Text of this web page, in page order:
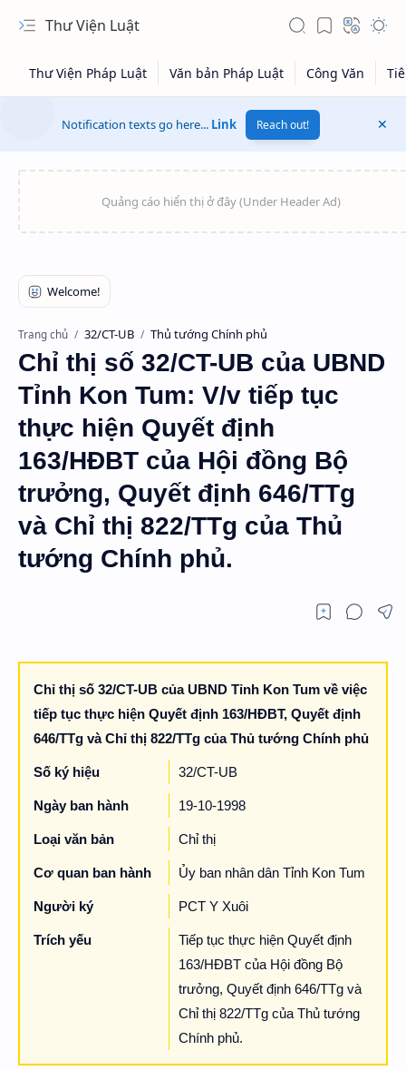
Thư Viện Luật
Notification texts go here... Link Reach out!
Trang chủ 32/CT-UB Thủ tướng Chính phủ
Chỉ thị số 32/CT-UB của UBND
Tỉnh Kon Tum: V/v tiếp tục
thực hiện Quyết định
163/HĐBT của Hội đồng Bộ
trưởng, Quyết định 646/TTg
và Chỉ thị 822/TTg của Thủ
tướng Chính phủ.
Chỉ thị số 32/CT-UB của UBND Tỉnh Kon Tum về việc
tiếp tục thực hiện Quyết định 163/HĐBT, Quyết định
646/TTg và Chỉ thị 822/TTg của Thủ tướng Chính phủ
Số ký hiệu 32/CT-UB
Ngày ban hành 19-10-1998
Loại văn bản Chỉ thị
Cơ quan ban hành Ủy ban nhân dân Tỉnh Kon Tum
Người ký PCT Y Xuôi
Trích yếu
Tiếp tục thực hiện Quyết định
163/HĐBT của Hội đồng Bộ
trưởng, Quyết định 646/TTg và
Chỉ thị 822/TTg của Thủ tướng
Chính phủ.